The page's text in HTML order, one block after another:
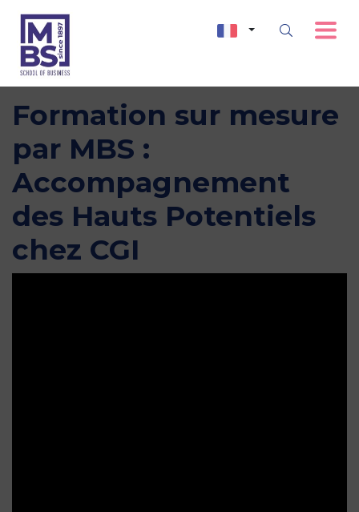
Formation sur mesure
par MBS :
Accompagnement
des Hauts Potentiels
chez CGI